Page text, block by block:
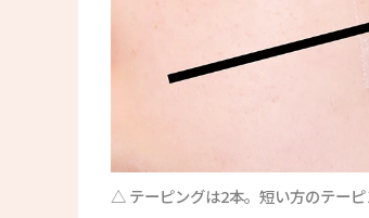
△ テーピングは2本。短い方のテーピ